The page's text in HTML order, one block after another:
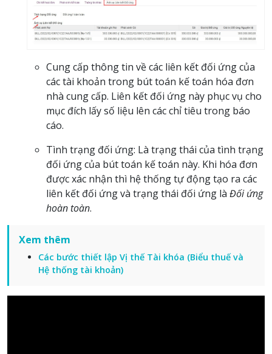
Cung cấp thông tin về các liên kết đối ứng của
các tài khoản trong bút toán kế toán hóa đơn
nhà cung cấp. Liên kết đối ứng này phục vụ cho
mục đích lấy số liệu lên các chỉ tiêu trong báo
cáo.
Tình trạng đối ứng: Là trạng thái của tình trạng
đối ứng của bút toán kế toán này. Khi hóa đơn
được xác nhận thì hệ thống tự động tạo ra các
liên kết đối ứng và trạng thái đối ứng là Đối ứng
hoàn toàn.
Xem thêm
Các bước thiết lập Vị thế Tài khóa (Biểu thuế và
Hệ thống tài khoản)